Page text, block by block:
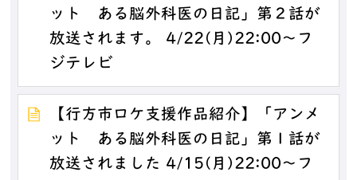
ット ある脳外科医の日記」第２話が
放送されます。 4/22(月)22:00～フ
ジテレビ
【行方市ロケ支援作品紹介】「アンメ
ット ある脳外科医の日記」第１話が
放送されました 4/15(月)22:00～フ